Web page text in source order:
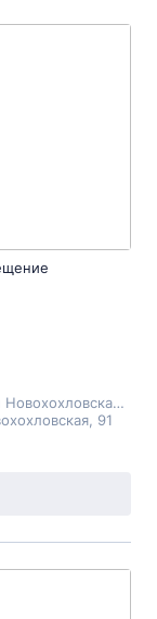
Новохохловская , 91
91